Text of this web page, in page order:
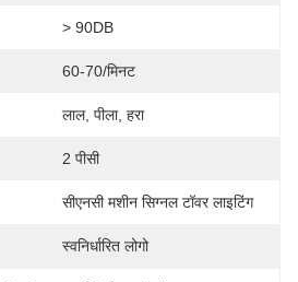
> 90DB
60-70/मिनट
लाल, पीला, हरा
2 पीसी
सीएनसी मशीन सिग्नल टॉवर लाइटिंग
स्वनिर्धारित लोगो